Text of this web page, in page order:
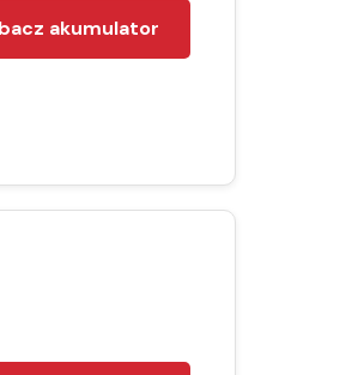
akumulator